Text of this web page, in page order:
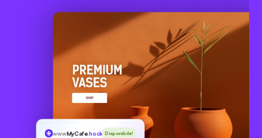
wwwMyCafe.hockeyDisponibile!